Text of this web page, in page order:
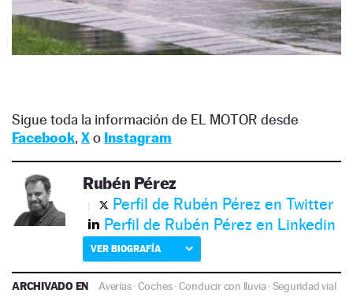
Sigue toda la información de EL MOTOR desde
Facebook, Xo Instagram
Rubén Pérez
Perfil de Rubén Pérez en Twitter
Perfil de Rubén Pérez en Linkedin
VER BIOGRAFÍA
ARCHIVADO EN Averías·Coches·Conducir con lluvia·Seguridad vial